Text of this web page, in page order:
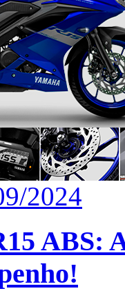
2024
ABS: